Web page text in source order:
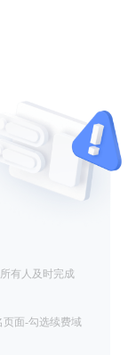
有人及时完成
面-勾选续费域